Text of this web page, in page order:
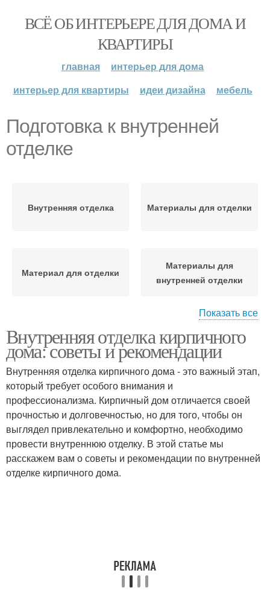
ВСЁ ОБ ИНТЕРЬЕРЕ ДЛЯ ДОМА И
КВАРТИРЫ
главная
интерьер для дома
интерьер для квартиры
идеи дизайна мебель
Подготовка к внутренней
отделке
Внутренняя отделка Материалы для отделки
Материал для отделки
Материалы для
внутренней отделки
внутренней отделки
отделке
Показать все
Внутренняя отделка кирпичного
дома: советы и рекомендации
Внутренняя отделка кирпичного дома - это важный этап,
который требует особого внимания и
профессионализма. Кирпичный дом отличается своей
прочностью и долговечностью, но для того, чтобы он
выглядел привлекательно и комфортно, необходимо
провести внутреннюю отделку. В этой статье мы
расскажем вам о советы и рекомендации по внутренней
отделке кирпичного дома.